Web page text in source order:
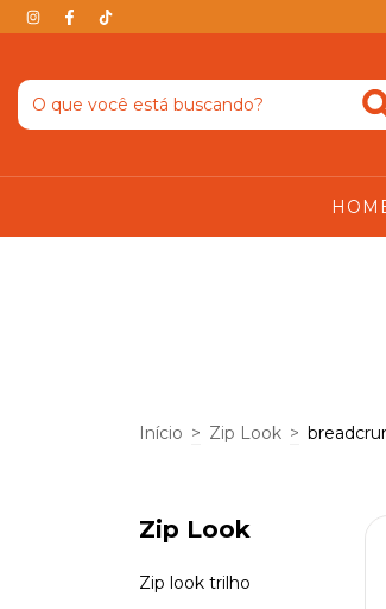
Início > Zip Look >
Zip Look
Zip look trilho